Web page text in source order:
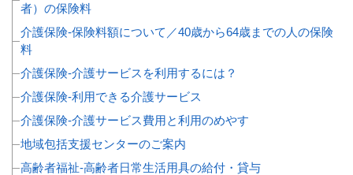
者）の保険料
介護保険‐保険料額について／40歳から64歳までの人の保険
料
介護保険‐介護サービスを利用するには？
介護保険‐利用できる介護サービス
介護保険‐介護サービス費用と利用のめやす
地域包括支援センターのご案内
高齢者福祉‐高齢者日常生活用具の給付・貸与